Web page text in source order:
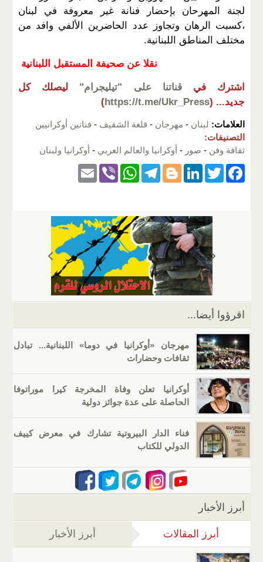
لجنة المهرحان بإحضار فنانة غير معروفة في لبنان
،كسبت الرهان وتجاوز عدد الحاضرين الألفي وافد من
مختلف المناطق اللبنانية.
نقلا عن صحيفة المستقبل اللبنانية
اشترك في قناتنا على "تيليجرام"
ليصلك كل
جديد... (
https://t.me/Ukr_Press
)
العلامات: لبنان - مهرجان - قلعة الشقيف - فنانين أوكرانيين
التصنيفات:
ثقافة وفن - صور - أوكرانيا والعالم العربي - أوكرانيا ولبنان
F
k
T
er
Li
e
dI
n
Bl
g
er
T
gr
a
m
W
s
A
p
p
Vi
اقرؤوا أيضا...
مهرجان «أوكرانيا في دوما» اللبنانية... تبادل
ثقافات وحضارات
أوكرانيا تعلن وفاة المخرجة كيرا موراتوفا
الحاصلة على عدة جوائز دولية
فناء الدار البيروتية تشارك في معرض كييف
الدولي للكتاب
أبرز الأخبار
أبرز المقالات (علامة التبويب النشطة)
أبرز الأخبار